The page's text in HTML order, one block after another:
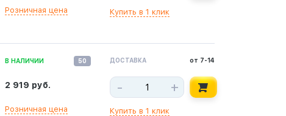
Розничная цена Купить в 1 клик
В НАЛИЧИИ 50
2 919 руб.
Розничная цена
ДОСТАВКА от 7-14
- +
Купить в 1 клик